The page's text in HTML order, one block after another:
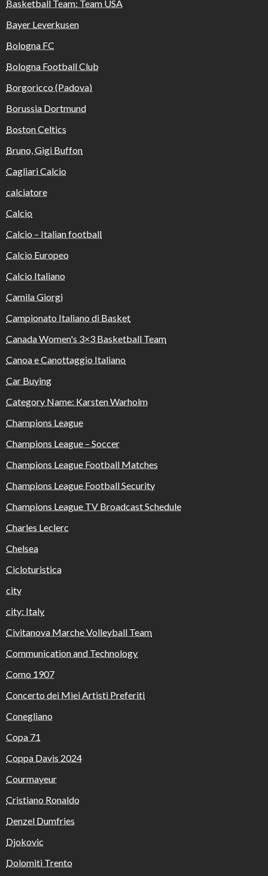
Basketball Team: Team USA
Bayer Leverkusen
Bologna FC
Bologna Football Club
Borgoricco (Padova)
Borussia Dortmund
Boston Celtics
Bruno, Gigi Buffon
Cagliari Calcio
calciatore
Calcio
Calcio – Italian football
Calcio Europeo
Calcio Italiano
Camila Giorgi
Campionato Italiano di Basket
Canada Women's 3×3 Basketball Team
Canoa e Canottaggio Italiano
Car Buying
Category Name: Karsten Warholm
Champions League
Champions League – Soccer
Champions League Football Matches
Champions League Football Security
Champions League TV Broadcast Schedule
Charles Leclerc
Chelsea
Cicloturistica
city
city: Italy
Civitanova Marche Volleyball Team
Communication and Technology
Como 1907
Concerto dei Miei Artisti Preferiti
Conegliano
Copa 71
Coppa Davis 2024
Courmayeur
Cristiano Ronaldo
Denzel Dumfries
Djokovic
Dolomiti Trento